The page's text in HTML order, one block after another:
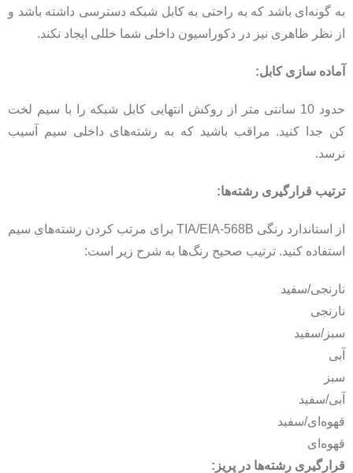
به گونه‌ای باشد که به راحتی به کابل شبکه دسترسی داشته باشد و
از نظر ظاهری نیز در دکوراسیون داخلی شما خللی ایجاد نکند.
آماده سازی کابل:
حدود 10 سانتی متر از روکش انتهایی کابل شبکه را با سیم لخت
کن جدا کنید. مراقب باشید که به رشته‌های داخلی سیم آسیب
نرسد.
ترتیب قرارگیری رشته‌ها:
از استاندارد رنگی TIA/EIA-568B برای مرتب کردن رشته‌های سیم
استفاده کنید. ترتیب صحیح رنگ‌ها به شرح زیر است:
نارنجی/سفید
نارنجی
سبز/سفید
آبی
سبز
آبی/سفید
قهوه‌ای/سفید
قهوه‌ای
قرارگیری رشته‌ها در پریز: